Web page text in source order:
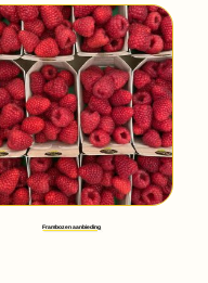
Frambozen aanbieding